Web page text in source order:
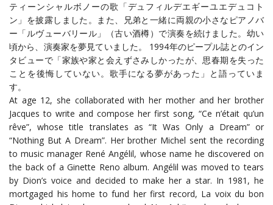
ティーンシャルボノーの歌「デュフィルデエギーユエデュコト
ン」を披露しました。また、兄弟と一緒に両親の小さなピアノバ
ー「ルヴューバリール」（古い酒樽）で演奏を続けました。幼い
頃から、演奏家を夢見ていました。 1994年のピープル誌とのイン
タビューで「家族や家と会えずさみしかったが、思春期を失った
ことを後悔していない。歌手になる夢があった」と語っていま
す。
At age 12, she collaborated with her mother and her brother
Jacques to write and compose her first song, “Ce n’était qu’un
rêve”, whose title translates as “It Was Only a Dream” or
“Nothing But A Dream”. Her brother Michel sent the recording
to music manager René Angélil, whose name he discovered on
the back of a Ginette Reno album. Angélil was moved to tears
by Dion’s voice and decided to make her a star. In 1981, he
mortgaged his home to fund her first record, La voix du bon